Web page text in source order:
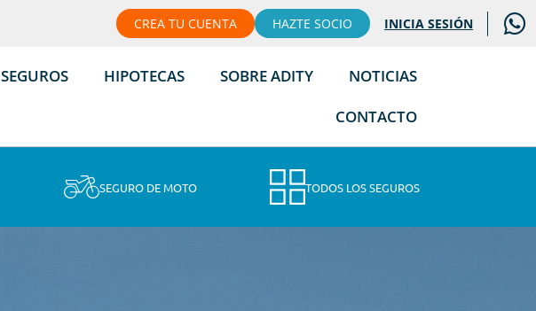
CREA TU CUENTA HAZTE SOCIO INICIA SESIÓN
SEGUROS HIPOTECAS SOBRE ADITY
NOTICIAS
CONTACTO
SEGURO DE MOTO TODOS LOS SEGUROS